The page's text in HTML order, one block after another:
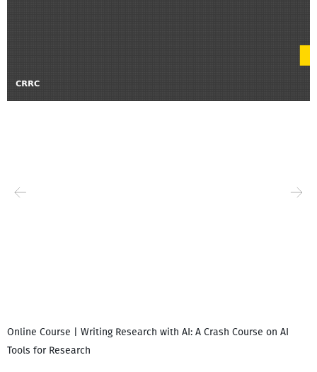
Online Course | Writing Research with AI: A Crash Course on AI
Tools for Research